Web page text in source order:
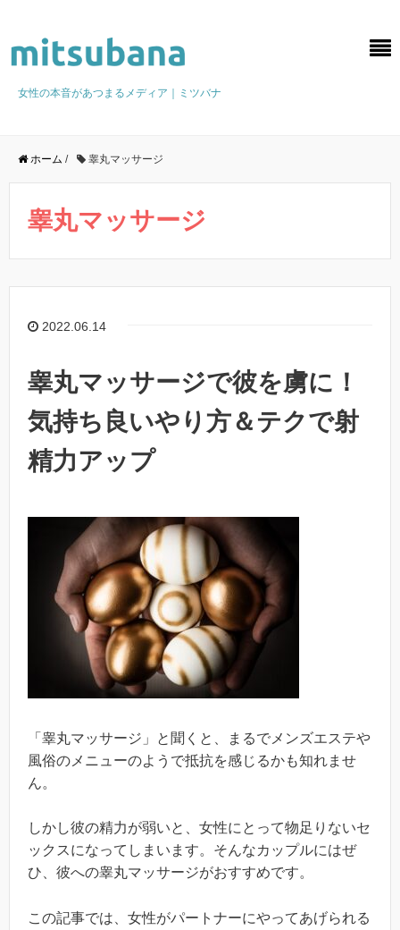
女性の本音があつまるメディア｜ミツバナ
ホーム / 睾丸マッサージ
睾丸マッサージ
2022.06.14
睾丸マッサージで彼を虜に！
気持ち良いやり方＆テクで射
精力アップ
「睾丸マッサージ」と聞くと、まるでメンズエステや
風俗のメニューのようで抵抗を感じるかも知れませ
ん。
しかし彼の精力が弱いと、女性にとって物足りないセ
ックスになってしまいます。そんなカップルにはぜ
ひ、彼への睾丸マッサージがおすすめです。
この記事では、女性がパートナーにやってあげられる